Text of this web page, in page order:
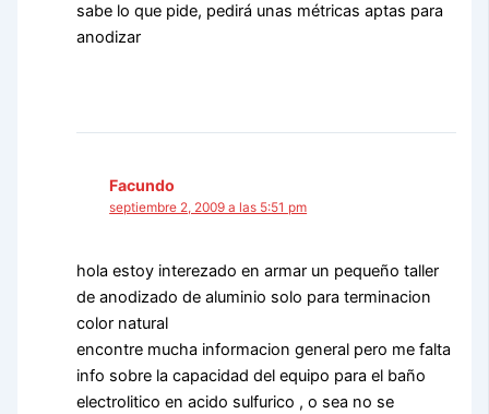
sabe lo que pide, pedirá unas métricas aptas para
anodizar
Facundo
septiembre 2, 2009 a las 5:51 pm
hola estoy interezado en armar un pequeño taller
de anodizado de aluminio solo para terminacion
color natural
encontre mucha informacion general pero me falta
info sobre la capacidad del equipo para el baño
electrolitico en acido sulfurico , o sea no se